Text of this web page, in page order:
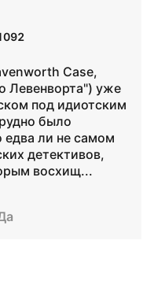
Case,
Левенворта") уже
под идиотским
было
едва ли не самом
детективов,
восхищ...